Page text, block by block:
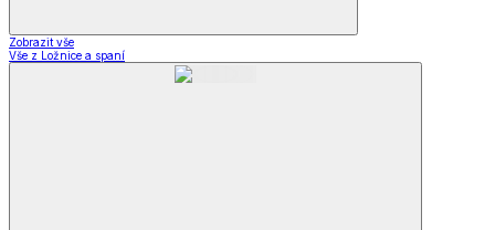
Zobrazit vše
Vše z Ložnice a spaní